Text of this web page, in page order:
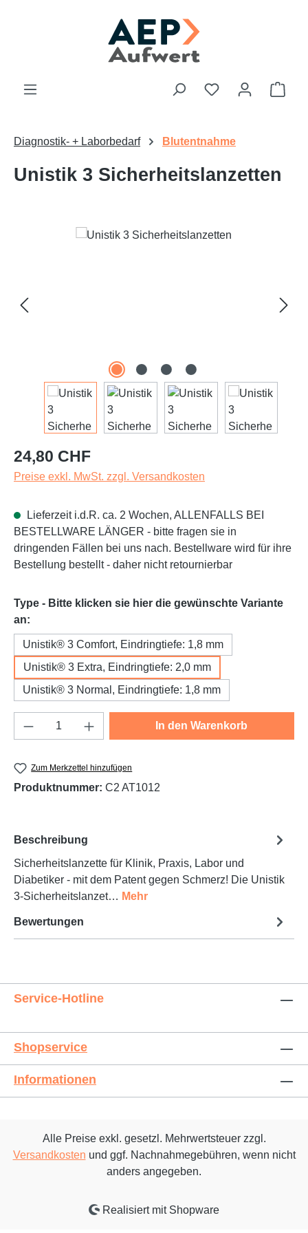
Du hast 0
Diagnostik- + Laborbedarf Blutentnahme
Unistik 3 Sicherheitslanzetten
Bildergalerie überspringen
Regulärer Preis:
24,80 CHF
Preise exkl. MwSt. zzgl. Versandkosten
Lieferzeit i.d.R. ca. 2 Wochen, ALLENFALLS BEI
BESTELLWARE LÄNGER - bitte fragen sie in
dringenden Fällen bei uns nach. Bestellware wird für ihre
Bestellung bestellt - daher nicht retournierbar
Type - Bitte klicken sie hier die gewünschte Variante
an:
Unistik® 3 Comfort, Eindringtiefe: 1,8 mm
Unistik® 3 Extra, Eindringtiefe: 2,0 mm
Unistik® 3 Normal, Eindringtiefe: 1,8 mm
Produkt Anzahl: Gib den gewünschten
In den Warenkorb
Zum Merkzettel hinzufügen
Produktnummer: C2 AT1012
Beschreibung
Sicherheitslanzette für Klinik, Praxis, Labor und
Diabetiker - mit dem Patent gegen Schmerz! Die Unistik
3-Sicherheitslanzet… Mehr
Bewertungen
Service-Hotline
Shopservice
Informationen
Alle Preise exkl. gesetzl. Mehrwertsteuer zzgl.
Versandkosten und ggf. Nachnahmegebühren, wenn nicht
anders angegeben.
Realisiert mit Shopware